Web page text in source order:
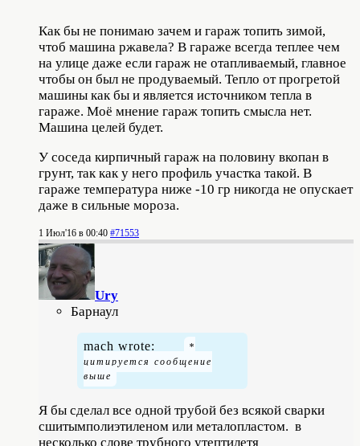
Как бы не понимаю зачем и гараж топить зимой,
чтоб машина ржавела? В гараже всегда теплее чем
на улице даже если гараж не отапливаемый, главное
чтобы он был не продуваемый. Тепло от прогретой
машины как бы и является источником тепла в
гараже. Моё мнение гараж топить смысла нет.
Машина целей будет.
У соседа кирпичный гараж на половину вкопан в
грунт, так как у него профиль участка такой. В
гараже температура ниже -10 гр никогда не опускает
даже в сильные мороза.
1 Июл'16 в 00:40 #71553
Ury
Барнаул
mach wrote:
Я бы сделал все одной трубой без всякой сварки
сшитымполиэтиленом или металопластом. в
несколько слове трубного утептилетя